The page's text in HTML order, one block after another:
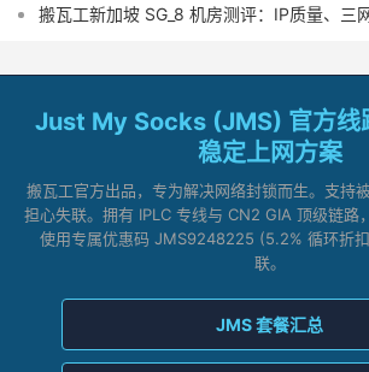
搬瓦工新加坡 SG_8 机房测评：IP质量、三
Just My Socks (JMS) 官方线
稳定上网方案
搬瓦工官方出品，专为解决网络封锁而生。支持
担心失联。拥有 IPLC 专线与 CN2 GIA 顶级链路
使用专属优惠码 JMS9248225 (5.2% 循环折
联。
JMS 套餐汇总